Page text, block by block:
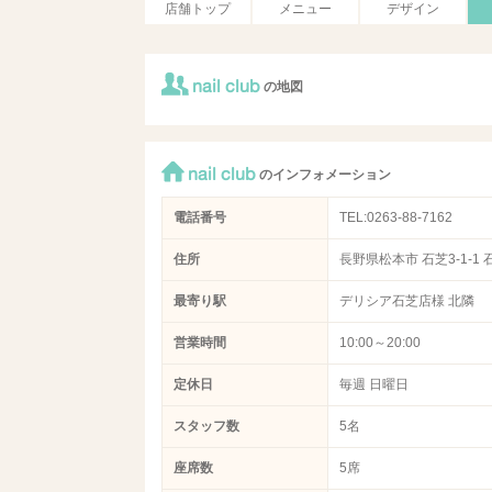
店舗トップ メニュー デザイン
nail club の地図
nail club のインフォメーション
電話番号 TEL:0263-88-7162
住所 長野県松本市 石芝3-1-1
最寄り駅 デリシア石芝店様 北隣
営業時間 10:00～20:00
定休日 毎週 日曜日
スタッフ数 5名
座席数 5席